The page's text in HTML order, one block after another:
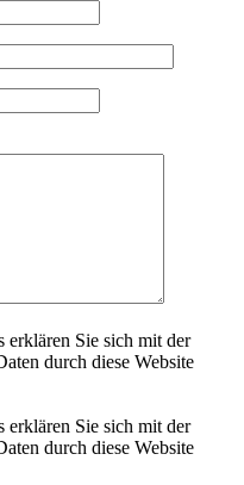
erklären Sie sich mit der
durch diese Website
erklären Sie sich mit der
durch diese Website